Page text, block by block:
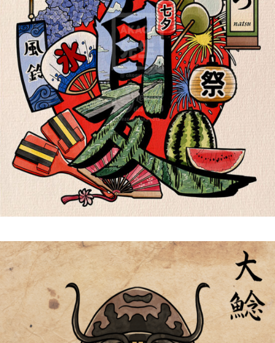
Kanji Natsu 夏 | Shiki 四
季